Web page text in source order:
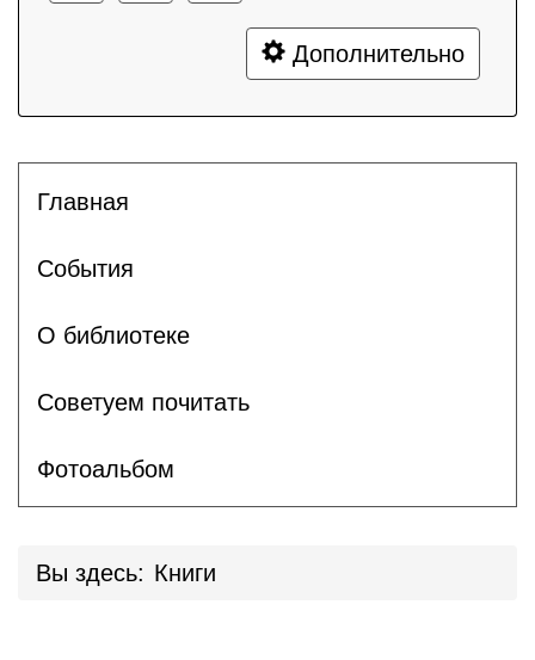
Дополнительно
Главная
События
О библиотеке
Советуем почитать
Фотоальбом
Вы здесь: Книги